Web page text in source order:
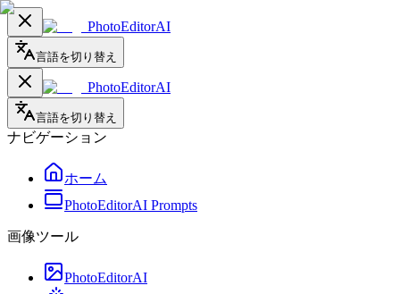
PhotoEditorAI
言語を切り替え
PhotoEditorAI
言語を切り替え
ナビゲーション
ホーム
PhotoEditorAI Prompts
画像ツール
PhotoEditorAI